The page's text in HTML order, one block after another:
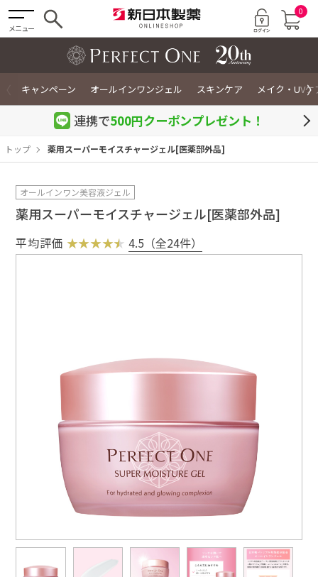
メニュー
0
キャンペーン オールインワンジェル スキンケア メイク・UVケ
〉
連携で500円クーポンプレゼント！
トップ 薬用スーパーモイスチャージェル[医薬部外品]
オールインワン美容液ジェル
薬用スーパーモイスチャージェル[医薬部外品]
平均評価 4.5（全24件）